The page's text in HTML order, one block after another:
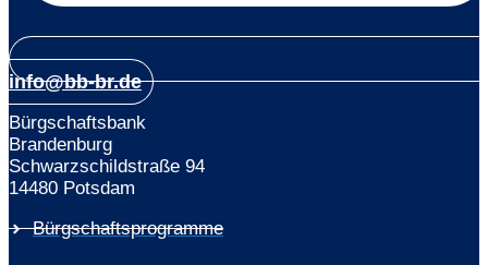
info@bb-br.de
Bürgschaftsbank
Brandenburg
Schwarzschildstraße 94
14480 Potsdam
Bürgschaftsprogramme